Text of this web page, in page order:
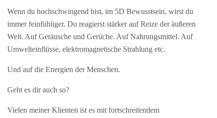
Wenn du hochschwingend bist, im 5D Bewusstsein, wirst du
immer feinfühliger. Du reagierst stärker auf Reize der äußeren
Welt. Auf Geräusche und Gerüche. Auf Nahrungsmittel. Auf
Umwelteinflüsse, elektromagnetische Strahlung etc.
Und auf die Energien der Menschen.
Geht es dir auch so?
Vielen meiner Klienten ist es mit fortschreitendem